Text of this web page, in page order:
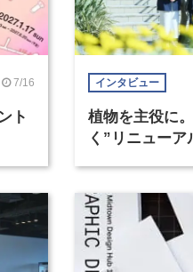
7/16
ト
インタビュー
植物を主役に
く”リニューア